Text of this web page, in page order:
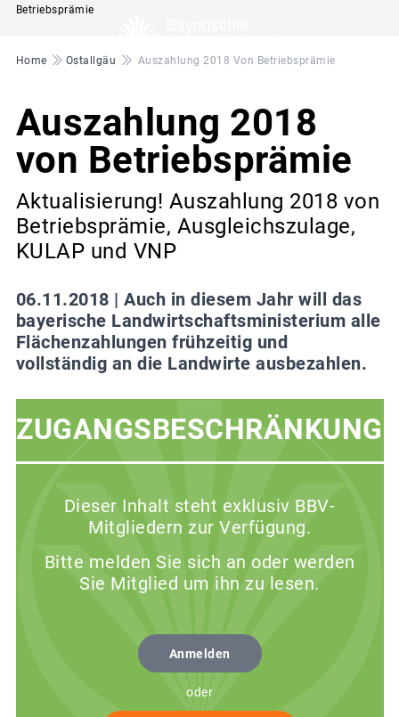
Betriebsprämie
Pfadnavigation
Home Ostallgäu Auszahlung 2018 Von Betriebsprämie
Auszahlung 2018
von Betriebsprämie
Aktualisierung! Auszahlung 2018 von
Betriebsprämie, Ausgleichszulage,
KULAP und VNP
06.11.2018 | Auch in diesem Jahr will das
bayerische Landwirtschaftsministerium alle
Flächenzahlungen frühzeitig und
vollständig an die Landwirte ausbezahlen.
ZUGANGSBESCHRÄNKUNG
Dieser Inhalt steht exklusiv BBV-
Mitgliedern zur Verfügung.
Bitte melden Sie sich an oder werden
Sie Mitglied um ihn zu lesen.
Anmelden
oder